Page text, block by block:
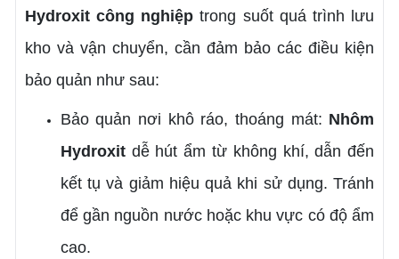
Hydroxit công nghiệp trong suốt quá trình lưu
kho và vận chuyển, cần đảm bảo các điều kiện
bảo quản như sau:
Bảo quản nơi khô ráo, thoáng mát: Nhôm
Hydroxitdễ hút ẩm từ không khí, dẫn đến
kết tụ và giảm hiệu quả khi sử dụng. Tránh
để gần nguồn nước hoặc khu vực có độ ẩm
cao.